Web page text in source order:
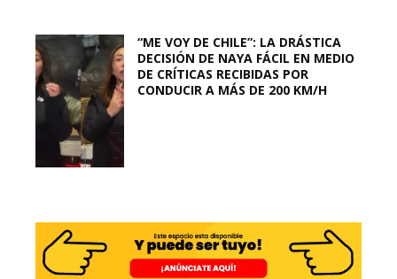
“ME VOY DE CHILE”: LA DRÁSTICA
DECISIÓN DE NAYA FÁCIL EN MEDIO
DE CRÍTICAS RECIBIDAS POR
CONDUCIR A MÁS DE 200 KM/H